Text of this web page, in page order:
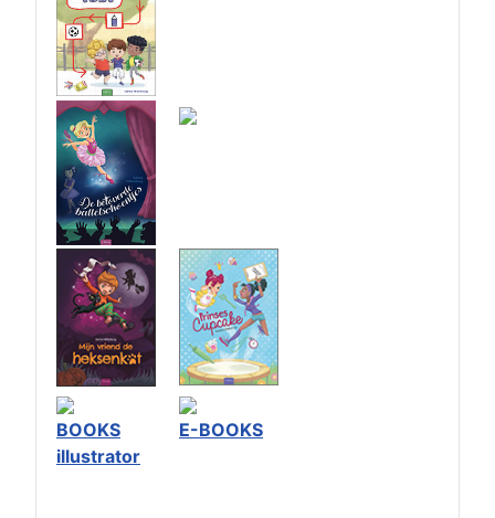
BOOKS
illustrator
E-BOOKS